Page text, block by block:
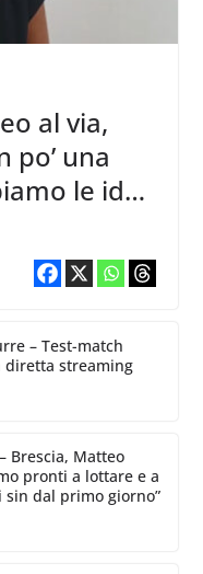
al via,
po’ una
le idee
fare”
– Test-match
diretta streaming
Brescia, Matteo
pronti a lottare e a
dal primo giorno”